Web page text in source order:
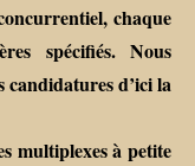
chaque
spécifiés. Nous
candidatures d’ici la
multiplexes à petite